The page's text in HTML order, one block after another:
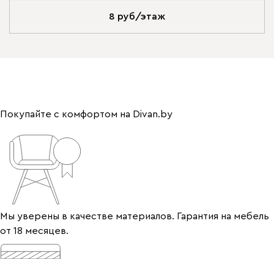
8 руб/этаж
Покупайте с комфортом на Divan.by
Мы уверены в качестве материалов. Гарантия на мебель
от 18 месяцев.